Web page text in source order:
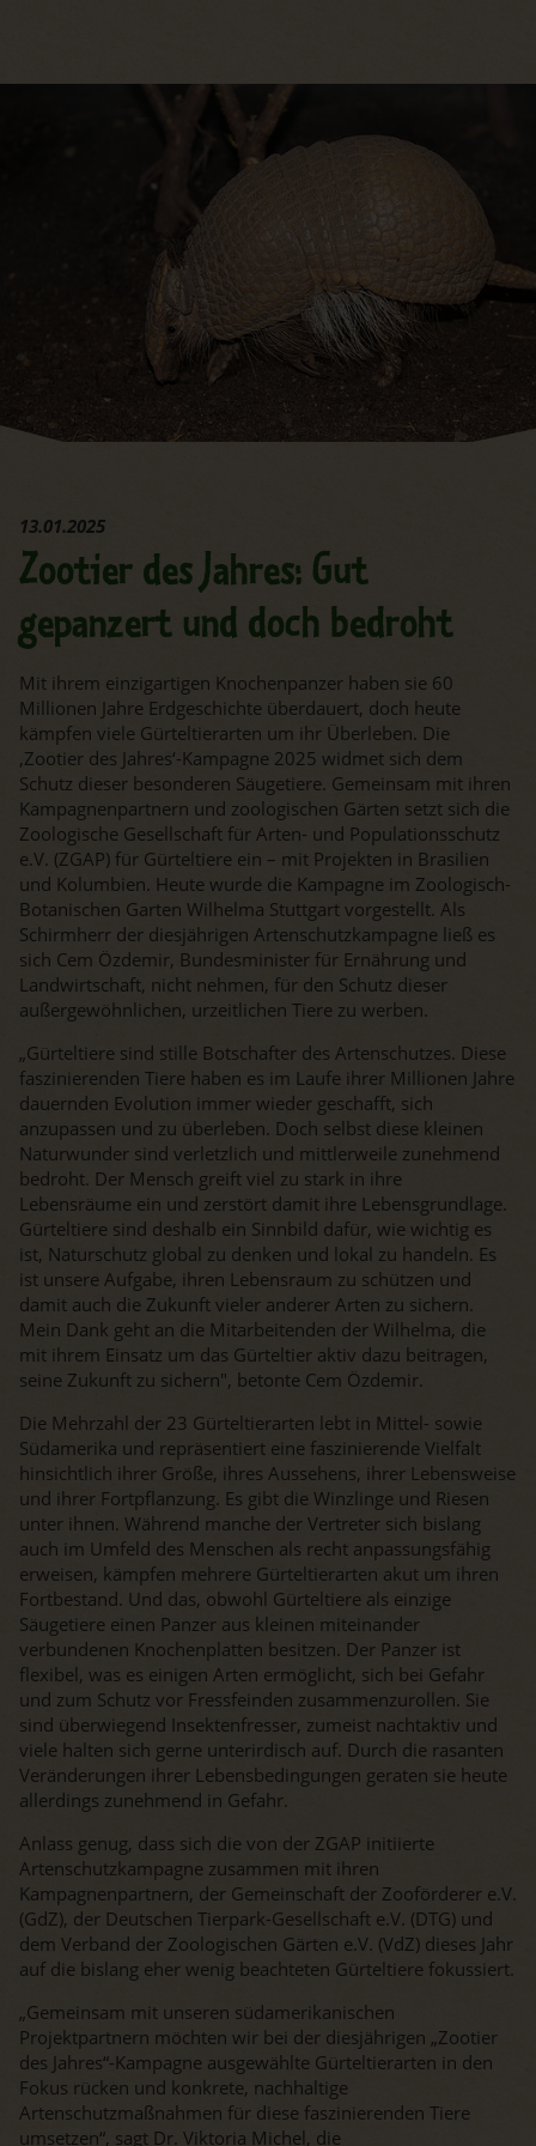
13.01.2025
Zootier des Jahres: Gut
gepanzert und doch bedroht
Mit ihrem einzigartigen Knochenpanzer haben sie 60
Millionen Jahre Erdgeschichte überdauert, doch heute
kämpfen viele Gürteltierarten um ihr Überleben. Die
‚Zootier des Jahres‘-Kampagne 2025 widmet sich dem
Schutz dieser besonderen Säugetiere. Gemeinsam mit ihren
Kampagnenpartnern und zoologischen Gärten setzt sich die
Zoologische Gesellschaft für Arten- und Populationsschutz
e.V. (ZGAP) für Gürteltiere ein – mit Projekten in Brasilien
und Kolumbien. Heute wurde die Kampagne im Zoologisch-
Botanischen Garten Wilhelma Stuttgart vorgestellt. Als
Schirmherr der diesjährigen Artenschutzkampagne ließ es
sich Cem Özdemir, Bundesminister für Ernährung und
Landwirtschaft, nicht nehmen, für den Schutz dieser
außergewöhnlichen, urzeitlichen Tiere zu werben.
„Gürteltiere sind stille Botschafter des Artenschutzes. Diese
faszinierenden Tiere haben es im Laufe ihrer Millionen Jahre
dauernden Evolution immer wieder geschafft, sich
anzupassen und zu überleben. Doch selbst diese kleinen
Naturwunder sind verletzlich und mittlerweile zunehmend
bedroht. Der Mensch greift viel zu stark in ihre
Lebensräume ein und zerstört damit ihre Lebensgrundlage.
Gürteltiere sind deshalb ein Sinnbild dafür, wie wichtig es
ist, Naturschutz global zu denken und lokal zu handeln. Es
ist unsere Aufgabe, ihren Lebensraum zu schützen und
damit auch die Zukunft vieler anderer Arten zu sichern.
Mein Dank geht an die Mitarbeitenden der Wilhelma, die
mit ihrem Einsatz um das Gürteltier aktiv dazu beitragen,
seine Zukunft zu sichern", betonte Cem Özdemir.
Die Mehrzahl der 23 Gürteltierarten lebt in Mittel- sowie
Südamerika und repräsentiert eine faszinierende Vielfalt
hinsichtlich ihrer Größe, ihres Aussehens, ihrer Lebensweise
und ihrer Fortpflanzung. Es gibt die Winzlinge und Riesen
unter ihnen. Während manche der Vertreter sich bislang
auch im Umfeld des Menschen als recht anpassungsfähig
erweisen, kämpfen mehrere Gürteltierarten akut um ihren
Fortbestand. Und das, obwohl Gürteltiere als einzige
Säugetiere einen Panzer aus kleinen miteinander
verbundenen Knochenplatten besitzen. Der Panzer ist
flexibel, was es einigen Arten ermöglicht, sich bei Gefahr
und zum Schutz vor Fressfeinden zusammenzurollen. Sie
sind überwiegend Insektenfresser, zumeist nachtaktiv und
viele halten sich gerne unterirdisch auf. Durch die rasanten
Veränderungen ihrer Lebensbedingungen geraten sie heute
allerdings zunehmend in Gefahr.
Anlass genug, dass sich die von der ZGAP initiierte
Artenschutzkampagne zusammen mit ihren
Kampagnenpartnern, der Gemeinschaft der Zooförderer e.V.
(GdZ), der Deutschen Tierpark-Gesellschaft e.V. (DTG) und
dem Verband der Zoologischen Gärten e.V. (VdZ) dieses Jahr
auf die bislang eher wenig beachteten Gürteltiere fokussiert.
„Gemeinsam mit unseren südamerikanischen
Projektpartnern möchten wir bei der diesjährigen „Zootier
des Jahres“-Kampagne ausgewählte Gürteltierarten in den
Fokus rücken und konkrete, nachhaltige
Artenschutzmaßnahmen für diese faszinierenden Tiere
umsetzen“, sagt Dr. Viktoria Michel, die